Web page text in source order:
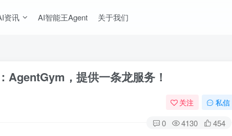
资讯 AI智能王Agent 关于我们
AgentGym，提供一条龙服务！
关注 私信
0 4130 454